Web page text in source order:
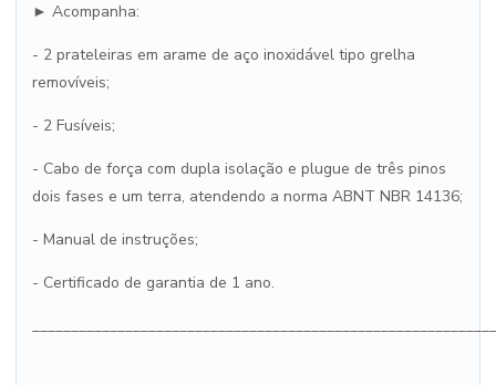
► Acompanha:
- 2 prateleiras em arame de aço inoxidável tipo grelha
removíveis;
- 2 Fusíveis;
- Cabo de força com dupla isolação e plugue de três pinos
dois fases e um terra, atendendo a norma ABNT NBR 14136;
- Manual de instruções;
- Certificado de garantia de 1 ano.